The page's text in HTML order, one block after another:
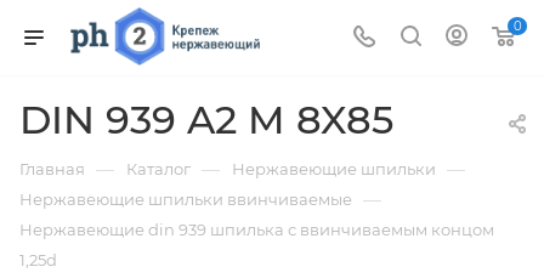
0
DIN 939 A2 M 8X85
Главная — Каталог — Нержавеющие шпильки —
Нержавеющие шпильки ввинчиваемые —
Нержавеющие din 939 шпилька с ввинчиваемым концом
1,25d